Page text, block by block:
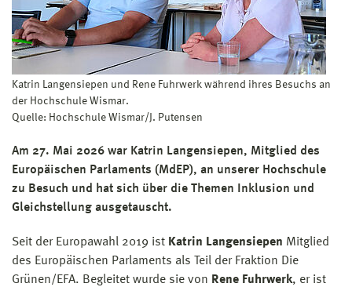
Katrin Langensiepen und Rene Fuhrwerk während ihres Besuchs an
der Hochschule Wismar.
Quelle: Hochschule Wismar/J. Putensen
Am 27. Mai 2026 war Katrin Langensiepen, Mitglied des
Europäischen Parlaments (MdEP), an unserer Hochschule
zu Besuch und hat sich über die Themen Inklusion und
Gleichstellung ausgetauscht.
Seit der Europawahl 2019 ist Katrin Langensiepen Mitglied
des Europäischen Parlaments als Teil der Fraktion Die
Grünen/EFA. Begleitet wurde sie von Rene Fuhrwerk, er ist